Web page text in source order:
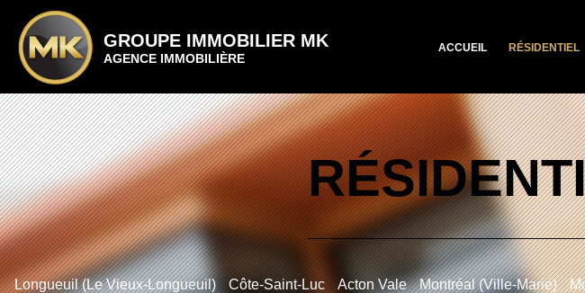
GROUPE IMMOBILIER MK
AGENCE IMMOBILIÈRE
ACCUEIL RÉSIDENTIEL
Longueuil (Le Vieux-Longueuil) Côte-Saint-Luc Acton Vale Montréal (Ville-Marie)